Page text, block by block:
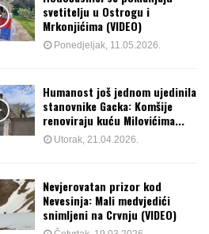
svetitelju u Ostrogu i
Mrkonjićima (VIDEO)
Ponedjeljak, 11.05.2026.
Humanost još jednom ujedinila
stanovnike Gacka: Komšije
renoviraju kuću Milovićima...
Utorak, 21.04.2026.
Nevjerovatan prizor kod
Nevesinja: Mali medvjedići
snimljeni na Crvnju (VIDEO)